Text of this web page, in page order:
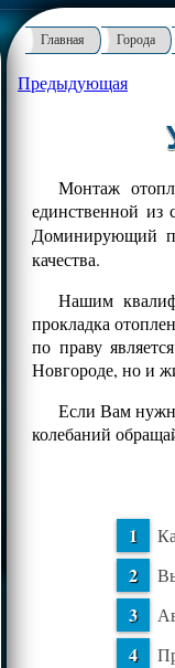
Главная Города
Предыдующая
Монтаж
единственной из
Доминирующий
качества.
Нашим
прокладка
по праву
Новгороде, но и
Если Вам
колебаний